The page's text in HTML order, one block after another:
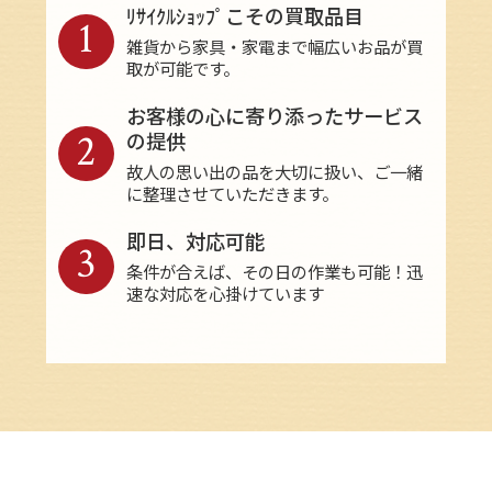
ﾘｻｲｸﾙｼｮｯﾌﾟこその買取品目
雑貨から家具・家電まで幅広いお品が買
取が可能です。
1
お客様の心に寄り添ったサービス
の提供
故人の思い出の品を大切に扱い、ご一緒
に整理させていただきます。
2
即日、対応可能
条件が合えば、その日の作業も可能！迅
速な対応を心掛けています
3